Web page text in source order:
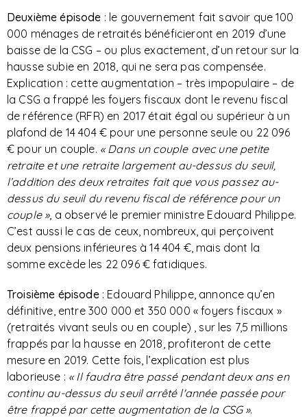
Deuxième épisode : le gouvernement fait savoir que 100
000 ménages de retraités bénéficieront en 2019 d’une
baisse de la CSG – ou plus exactement, d’un retour sur la
hausse subie en 2018, qui ne sera pas compensée.
Explication : cette augmentation – très impopulaire – de
la CSG a frappé les foyers fiscaux dont le revenu fiscal
de référence (RFR) en 2017 était égal ou supérieur à un
plafond de 14 404 € pour une personne seule ou 22 096
€ pour un couple. « Dans un couple avec une petite
retraite et une retraite largement au-dessus du seuil,
l’addition des deux retraites fait que vous passez au-
dessus du seuil du revenu fiscal de référence pour un
couple », a observé le premier ministre Edouard Philippe.
C’est aussi le cas de ceux, nombreux, qui perçoivent
deux pensions inférieures à 14 404 €, mais dont la
somme excède les 22 096 € fatidiques.
Troisième épisode: Edouard Philippe, annonce qu’en
définitive, entre 300 000 et 350 000 « foyers fiscaux »
(retraités vivant seuls ou en couple) , sur les 7,5 millions
frappés par la hausse en 2018, profiteront de cette
mesure en 2019. Cette fois, l’explication est plus
laborieuse : « Il faudra être passé pendant deux ans en
continu au-dessus du seuil arrêté l'année passée pour
être frappé par cette augmentation de la CSG ».